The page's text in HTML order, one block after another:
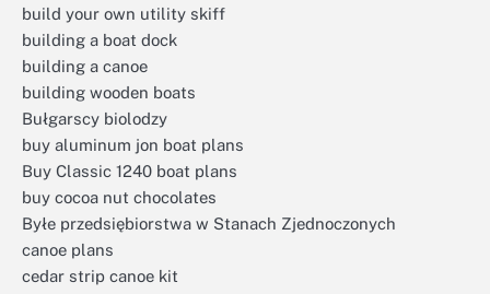
build your own utility skiff
building a boat dock
building a canoe
building wooden boats
Bułgarscy biolodzy
buy aluminum jon boat plans
Buy Classic 1240 boat plans
buy cocoa nut chocolates
Byłe przedsiębiorstwa w Stanach Zjednoczonych
canoe plans
cedar strip canoe kit